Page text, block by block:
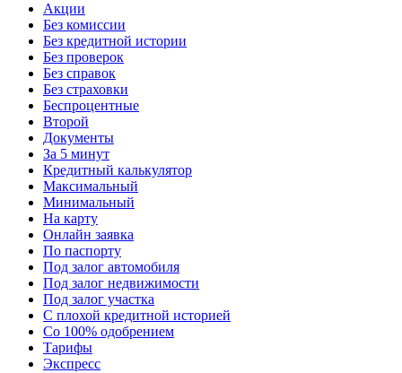
Акции
Без комиссии
Без кредитной истории
Без проверок
Без справок
Без страховки
Беспроцентные
Второй
Документы
За 5 минут
Кредитный калькулятор
Максимальный
Минимальный
На карту
Онлайн заявка
По паспорту
Под залог автомобиля
Под залог недвижимости
Под залог участка
С плохой кредитной историей
Со 100% одобрением
Тарифы
Экспресс